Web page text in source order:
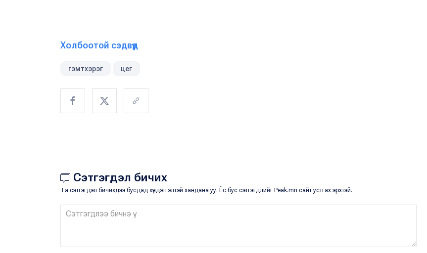
Холбоотой сэдвүүд
гэмтхэрэг цег
Сэтгэгдэл бичих
Та сэтгэгдэл бичихдээ бусдад хүндэтгэлтэй хандана уу. Ёс бус сэтгэгдлийг Peak.mn сайт устгах эрхтэй.